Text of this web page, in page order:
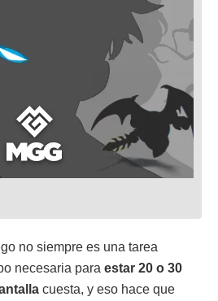
no siempre es una tarea
necesaria para estar 20 o 30
cuesta, y eso hace que